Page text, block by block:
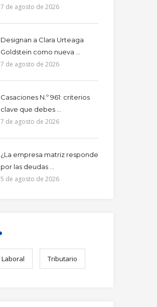
7 de agosto de 2026
Designan a Clara Urteaga
Goldstein como nueva ...
7 de agosto de 2026
Casaciones N.º 961: criterios
clave que debes ...
7 de agosto de 2026
¿La empresa matriz responde
por las deudas ...
5 de agosto de 2026
Laboral Tributario